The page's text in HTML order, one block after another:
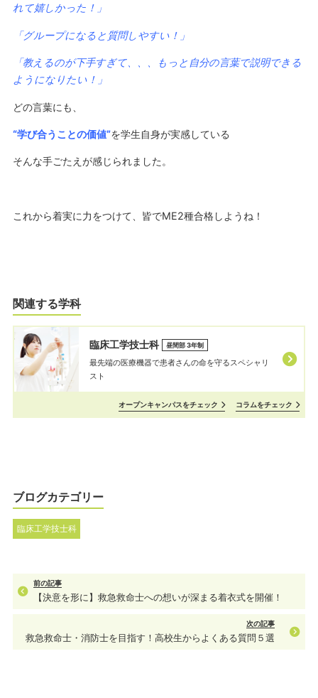
れて嬉しかった！」
「グループになると質問しやすい！」
「教えるのが下手すぎて、、、もっと自分の言葉で説明できる
ようになりたい！」
どの言葉にも、
“学び合うことの価値”を学生自身が実感している
そんな手ごたえが感じられました。
これから着実に力をつけて、皆でME2種合格しようね！
関連する学科
臨床工学技士科 昼間部 3年制
最先端の医療機器で患者さんの命を守るスペシャリ
スト
オープンキャンパスをチェック コラムをチェック
ブログカテゴリー
臨床工学技士科
前の記事
【決意を形に】救急救命士への想いが深まる着衣式を開催！
次の記事
救急救命士・消防士を目指す！高校生からよくある質問５選